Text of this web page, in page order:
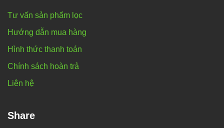
Tư vấn sản phẩm lọc
Hướng dẫn mua hàng
Hình thức thanh toán
Chính sách hoàn trả
Liên hệ
Share